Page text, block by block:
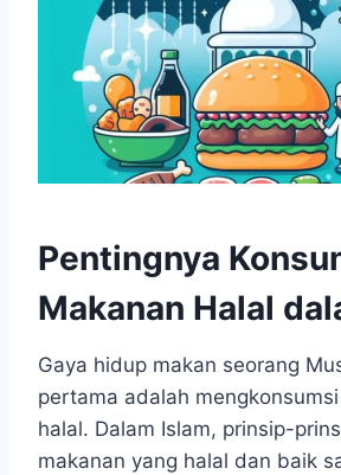
Pentingnya
Makanan Halal
Gaya hidup makan seorang
pertama adalah
halal. Dalam Islam, prinsip-
makanan yang halal dan baik